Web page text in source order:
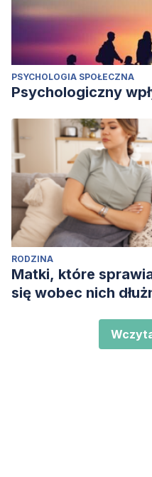
PSYCHOLOGIA SPOŁECZNA
Psychologiczny
RODZINA
Matki, które
się wobec nich